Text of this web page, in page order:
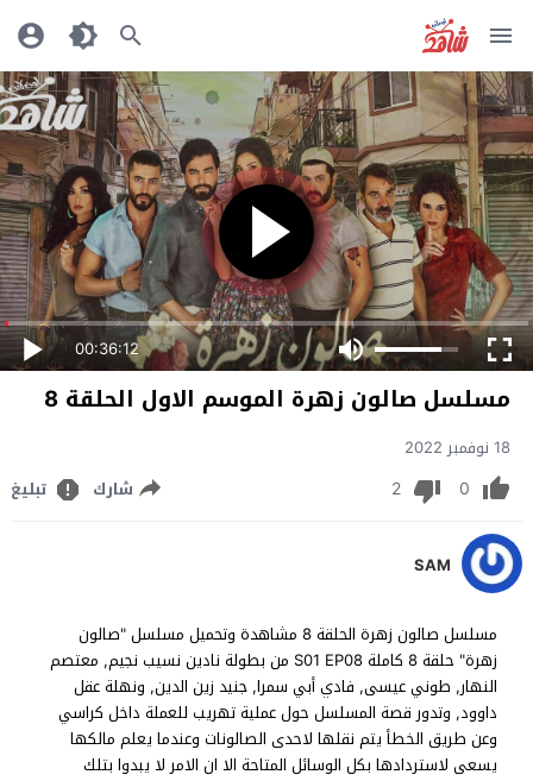
00:36:12
مسلسل صالون زهرة الموسم الاول الحلقة 8
18 نوفمبر 2022
0
2 شارك تبليغ
SAM
مسلسل صالون زهرة الحلقة 8 مشاهدة وتحميل مسلسل "صالون
زهرة" حلقة 8 كاملة S01 EP08 من بطولة نادين نسيب نجيم, معتصم
النهار, طوني عيسى, فادي أبي سمرا, جنيد زين الدين, ونهلة عقل
داوود, وتدور قصة المسلسل حول عملية تهريب للعملة داخل كراسي
وعن طريق الخطأ يتم نقلها لاحدى الصالونات وعندما يعلم مالكها
يسعى لاستردادها بكل الوسائل المتاحة الا ان الامر لا يبدوا بتلك